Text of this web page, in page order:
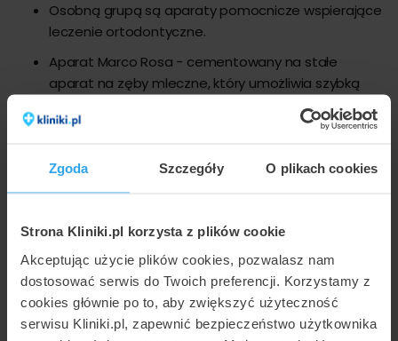
Zgoda Szczegóły O plikach cookies
Strona Kliniki.pl korzysta z plików cookie
Akceptując użycie plików cookies, pozwalasz nam
dostosować serwis do Twoich preferencji. Korzystamy z
cookies głównie po to, aby zwiększyć użyteczność
serwisu Kliniki.pl, zapewnić bezpieczeństwo użytkownika
Osobną grupą są aparaty pomocnicze wspierające
leczenie ortodontyczne.
Aparat Marco Rosa - cementowany na stałe
aparat na zęby mleczne, który umożliwia szybką
GMD – ich zadaniem jest przemieszczenie górnych
zakotwienia zębów trzonowych.
Maski twarzowe – odpowiedzialne za wysunięcie
górnego łuku zębowego.
Aparaty Hyrax / Hass – stosowane przy zbyt
wąskim łuku zębowym, u starszych pacjentów z